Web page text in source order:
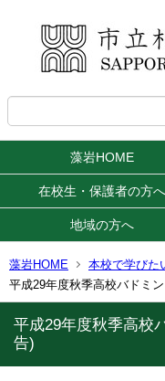
藻岩HOME
在校生・保護者の方へ
地域の方へ
藻岩HOME 本校で学びた
平成29年度秋季高校バドミ
平成29年度秋季高校
告)